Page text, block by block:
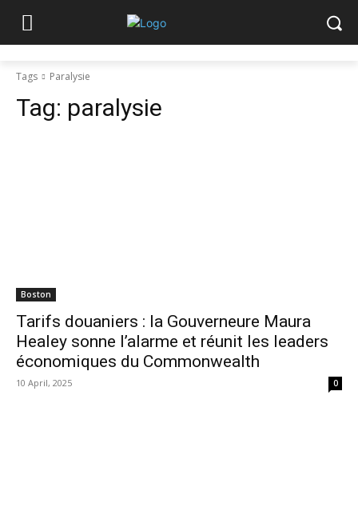
Tags Paralysie
Tag: paralysie
Boston
Tarifs douaniers : la Gouverneure Maura
Healey sonne l’alarme et réunit les leaders
économiques du Commonwealth
10 April, 2025 0